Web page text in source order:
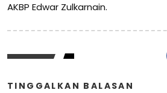
AKBP Edwar Zulkarnain.
TINGGALKAN BALASAN